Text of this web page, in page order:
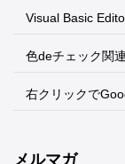
Visual Basic
色deチェック関
右クリックで
メルマガ